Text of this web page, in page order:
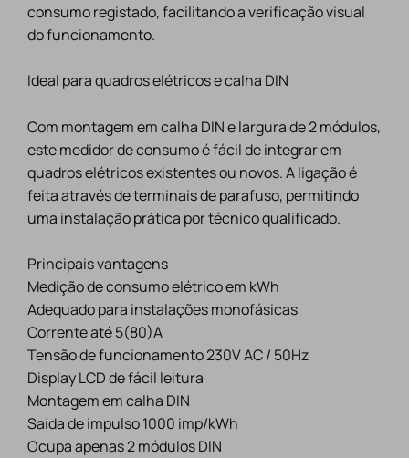
consumo registado, facilitando a verificação visual
do funcionamento.
Ideal para quadros elétricos e calha DIN
Com montagem em calha DIN e largura de 2 módulos,
este medidor de consumo é fácil de integrar em
quadros elétricos existentes ou novos. A ligação é
feita através de terminais de parafuso, permitindo
uma instalação prática por técnico qualificado.
Principais vantagens
Medição de consumo elétrico em kWh
Adequado para instalações monofásicas
Corrente até 5(80)A
Tensão de funcionamento 230V AC / 50Hz
Display LCD de fácil leitura
Montagem em calha DIN
Saída de impulso 1000 imp/kWh
Ocupa apenas 2 módulos DIN